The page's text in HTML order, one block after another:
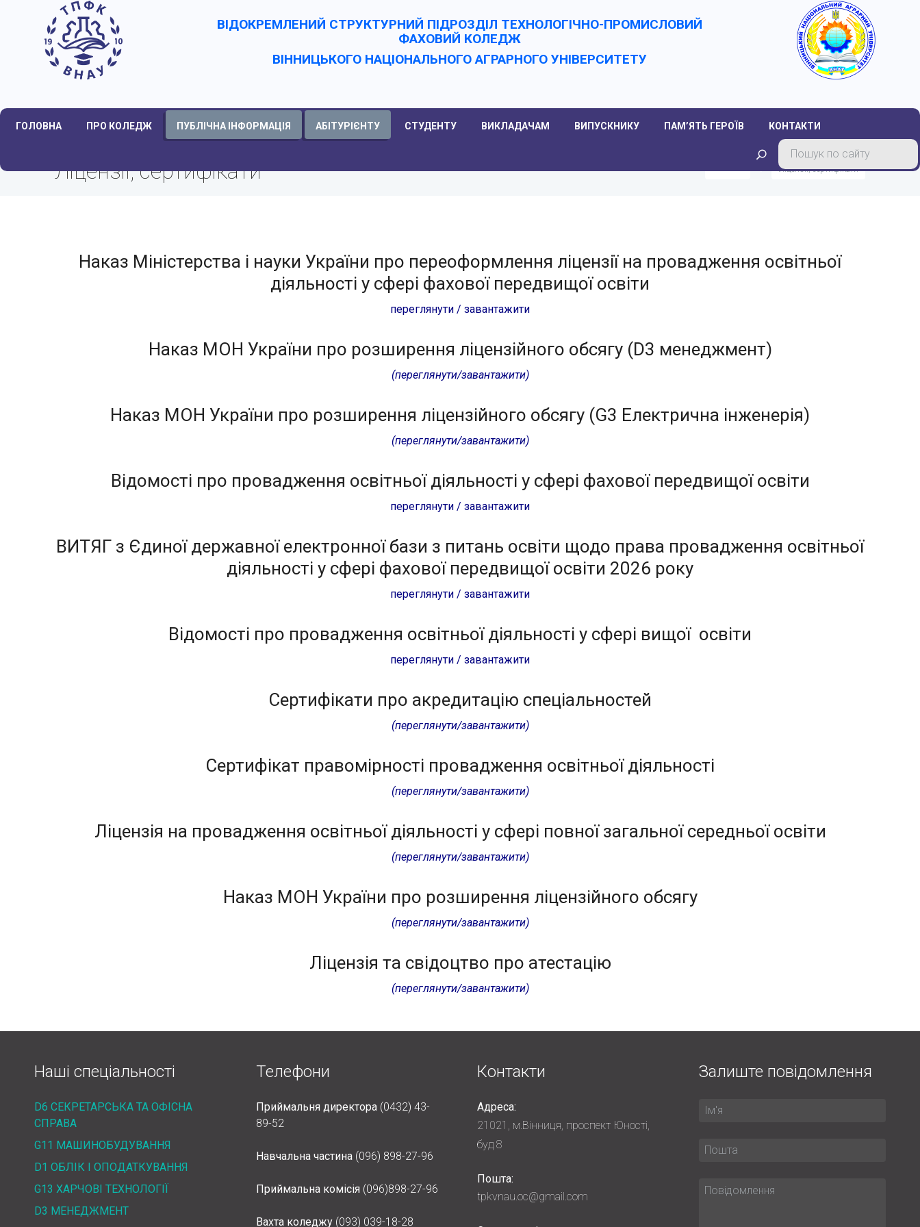
ВІДОКРЕМЛЕНИЙ СТРУКТУРНИЙ ПІДРОЗДІЛ ТЕХНОЛОГІЧНО-ПРОМИСЛОВИЙ
ФАХОВИЙ КОЛЕДЖ
ВІННИЦЬКОГО НАЦІОНАЛЬНОГО АГРАРНОГО УНІВЕРCИТЕТУ
ГОЛОВНА ПРО КОЛЕДЖ ПУБЛІЧНА ІНФОРМАЦІЯ АБІТУРІЄНТУ СТУДЕНТУ ВИКЛАДАЧАМ ВИПУСКНИКУ ПАМ’ЯТЬ ГЕРОЇВ КОНТАКТИ
Головна Ліцензії, сертифікати
Ліцензії, сертифікати
Наказ Міністерства і науки України про переоформлення ліцензії на провадження освітньої
діяльності у сфері фахової передвищої освіти
переглянути / завантажити
Наказ МОН України про розширення ліцензійного обсягу (D3 менеджмент)
(переглянути/завантажити)
Наказ МОН України про розширення ліцензійного обсягу (G3 Електрична інженерія)
(переглянути/завантажити)
Відомості про провадження освітньої діяльності у сфері фахової передвищої освіти
переглянути / завантажити
ВИТЯГ з Єдиної державної електронної бази з питань освіти щодо права провадження освітньої
діяльності у сфері фахової передвищої освіти 2026 року
переглянути / завантажити
Відомості про провадження освітньої діяльності у сфері вищої освіти
переглянути / завантажити
Сертифікати про акредитацію спеціальностей
(переглянути/завантажити)
Сертифікат правомірності провадження освітньої діяльності
(переглянути/завантажити)
Ліцензія на провадження освітньої діяльності у сфері повної загальної середньої освіти
(переглянути/завантажити)
Наказ МОН України про розширення ліцензійного обсягу
(переглянути/завантажити)
Ліцензія та cвідоцтво про атестацію
(переглянути/завантажити)
Наші спеціальності
D6 СЕКРЕТАРСЬКА ТА ОФІСНА
СПРАВА
G11 МАШИНОБУДУВАННЯ
D1 ОБЛІК І ОПОДАТКУВАННЯ
G13 ХАРЧОВІ ТЕХНОЛОГІЇ
D3 МЕНЕДЖМЕНТ
Телефони
Приймальня директора(0432) 43-
89-52
Навчальна частина(096) 898-27-96
Приймальна комісія (096)898-27-96
Вахта коледжу(093) 039-18-28
Контакти
Адреса:
21021, м.Вінниця, проспект Юності,
буд 8
Пошта:
tpkvnau.oc@gmail.com
Залиште повідомлення